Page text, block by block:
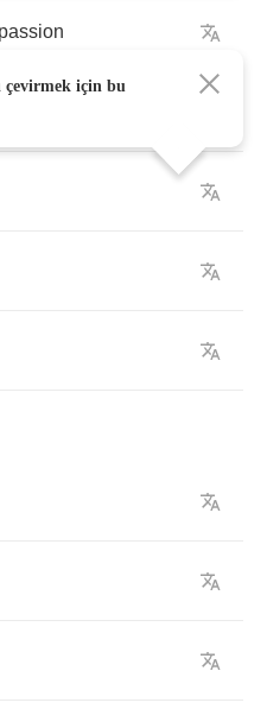
çevirmek için bu